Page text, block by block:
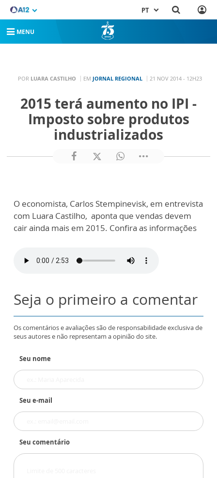
PT
MENU
POR LUARA CASTILHO EM JORNAL REGIONAL 21 NOV 2014 - 12H23
2015 terá aumento no IPI -
Imposto sobre produtos
industrializados
O economista, Carlos Stempinevisk, em entrevista
com Luara Castilho, aponta que vendas devem
cair ainda mais em 2015. Confira as informações
Seja o primeiro a comentar
Os comentários e avaliações são de responsabilidade exclusiva de
seus autores e não representam a opinião do site.
Seu nome
Seu e-mail
Seu comentário